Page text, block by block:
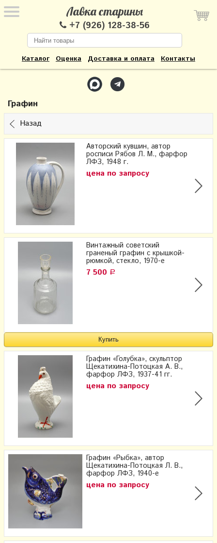
Лавка старины
+7 (926) 128-38-56
Каталог Оценка Доставка и оплата Контакты
Графин
Назад
Авторский кувшин, автор
росписи Рябов Л. М., фарфор
ЛФЗ, 1948 г.
цена по запросу
Винтажный советский
граненый графин с крышкой-
рюмкой, стекло, 1970-е
7 500 Р
Графин «Голубка», скульптор
Щекатихина-Потоцкая А. В.,
фарфор ЛФЗ, 1937-41 гг.
цена по запросу
Графин «Рыбка», автор
Щекатихина-Потоцкая Л. В.,
фарфор ЛФЗ, 1940-е
цена по запросу